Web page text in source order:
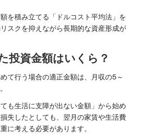
を積み立てる「ドルコスト平均法」を
スクを抑えながら長期的な資産形成が
投資金額はいくら？
て行う場合の適正金額は、月収の5～
も生活に支障が出ない金額」から始め
失したとしても、翌月の家賃や生活費
に考える必要があります。